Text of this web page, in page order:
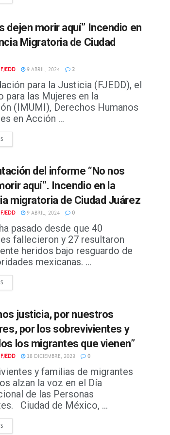
dejen morir aquí” Incendio en
Migratoria de Ciudad
9 ABRIL, 2024 2
para la Justicia (FJEDD), el
para las Mujeres en la
(IMUMI), Derechos Humanos
en Acción ...
del informe “No nos
aquí”. Incendio en la
migratoria de Ciudad Juárez
9 ABRIL, 2024 0
pasado desde que 40
fallecieron y 27 resultaron
heridos bajo resguardo de
mexicanas. ...
justicia, por nuestros
por los sobrevivientes y
los migrantes que vienen”
18 DICIEMBRE, 2023 0
y familias de migrantes
alzan la voz en el Día
de las Personas
Ciudad de México, ...